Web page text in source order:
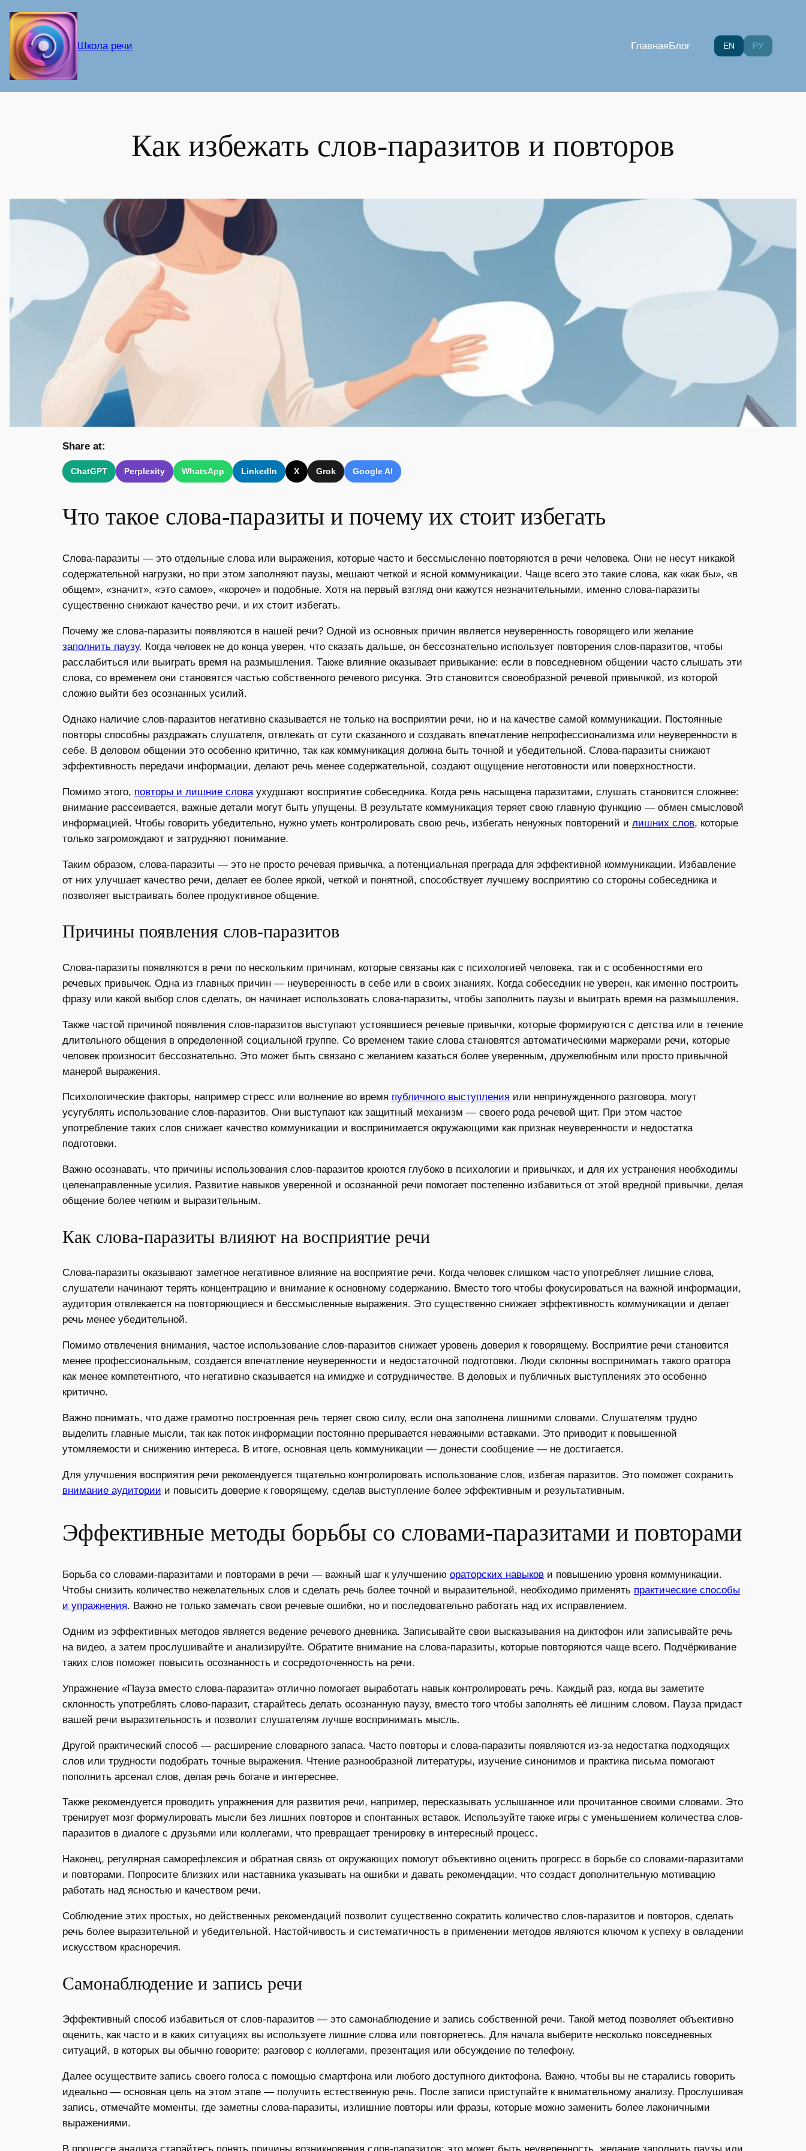
содержимому
Школа речи ГлавнаяБлог EN РУ
Как избежать слов-паразитов и повторов
Share at:
ChatGPT Perplexity WhatsApp LinkedIn X Grok Google AI
Что такое слова-паразиты и почему их стоит избегать
Слова-паразиты — это отдельные слова или выражения, которые часто и бессмысленно повторяются в речи человека. Они не несут никакой
содержательной нагрузки, но при этом заполняют паузы, мешают четкой и ясной коммуникации. Чаще всего это такие слова, как «как бы», «в
общем», «значит», «это самое», «короче» и подобные. Хотя на первый взгляд они кажутся незначительными, именно слова-паразиты
существенно снижают качество речи, и их стоит избегать.
Почему же слова-паразиты появляются в нашей речи? Одной из основных причин является неуверенность говорящего или желание
заполнить паузу. Когда человек не до конца уверен, что сказать дальше, он бессознательно использует повторения слов-паразитов, чтобы
расслабиться или выиграть время на размышления. Также влияние оказывает привыкание: если в повседневном общении часто слышать эти
слова, со временем они становятся частью собственного речевого рисунка. Это становится своеобразной речевой привычкой, из которой
сложно выйти без осознанных усилий.
Однако наличие слов-паразитов негативно сказывается не только на восприятии речи, но и на качестве самой коммуникации. Постоянные
повторы способны раздражать слушателя, отвлекать от сути сказанного и создавать впечатление непрофессионализма или неуверенности в
себе. В деловом общении это особенно критично, так как коммуникация должна быть точной и убедительной. Слова-паразиты снижают
эффективность передачи информации, делают речь менее содержательной, создают ощущение неготовности или поверхностности.
Помимо этого, повторы и лишние словаухудшают восприятие собеседника. Когда речь насыщена паразитами, слушать становится сложнее:
внимание рассеивается, важные детали могут быть упущены. В результате коммуникация теряет свою главную функцию — обмен смысловой
информацией. Чтобы говорить убедительно, нужно уметь контролировать свою речь, избегать ненужных повторений и лишних слов, которые
только загромождают и затрудняют понимание.
Таким образом, слова-паразиты — это не просто речевая привычка, а потенциальная преграда для эффективной коммуникации. Избавление
от них улучшает качество речи, делает ее более яркой, четкой и понятной, способствует лучшему восприятию со стороны собеседника и
позволяет выстраивать более продуктивное общение.
Причины появления слов-паразитов
Слова-паразиты появляются в речи по нескольким причинам, которые связаны как с психологией человека, так и с особенностями его
речевых привычек. Одна из главных причин — неуверенность в себе или в своих знаниях. Когда собеседник не уверен, как именно построить
фразу или какой выбор слов сделать, он начинает использовать слова-паразиты, чтобы заполнить паузы и выиграть время на размышления.
Также частой причиной появления слов-паразитов выступают устоявшиеся речевые привычки, которые формируются с детства или в течение
длительного общения в определенной социальной группе. Со временем такие слова становятся автоматическими маркерами речи, которые
человек произносит бессознательно. Это может быть связано с желанием казаться более уверенным, дружелюбным или просто привычной
манерой выражения.
Психологические факторы, например стресс или волнение во время публичного выступления или непринужденного разговора, могут
усугублять использование слов-паразитов. Они выступают как защитный механизм — своего рода речевой щит. При этом частое
употребление таких слов снижает качество коммуникации и воспринимается окружающими как признак неуверенности и недостатка
подготовки.
Важно осознавать, что причины использования слов-паразитов кроются глубоко в психологии и привычках, и для их устранения необходимы
целенаправленные усилия. Развитие навыков уверенной и осознанной речи помогает постепенно избавиться от этой вредной привычки, делая
общение более четким и выразительным.
Как слова-паразиты влияют на восприятие речи
Слова-паразиты оказывают заметное негативное влияние на восприятие речи. Когда человек слишком часто употребляет лишние слова,
слушатели начинают терять концентрацию и внимание к основному содержанию. Вместо того чтобы фокусироваться на важной информации,
аудитория отвлекается на повторяющиеся и бессмысленные выражения. Это существенно снижает эффективность коммуникации и делает
речь менее убедительной.
Помимо отвлечения внимания, частое использование слов-паразитов снижает уровень доверия к говорящему. Восприятие речи становится
менее профессиональным, создается впечатление неуверенности и недостаточной подготовки. Люди склонны воспринимать такого оратора
как менее компетентного, что негативно сказывается на имидже и сотрудничестве. В деловых и публичных выступлениях это особенно
критично.
Важно понимать, что даже грамотно построенная речь теряет свою силу, если она заполнена лишними словами. Слушателям трудно
выделить главные мысли, так как поток информации постоянно прерывается неважными вставками. Это приводит к повышенной
утомляемости и снижению интереса. В итоге, основная цель коммуникации — донести сообщение — не достигается.
Для улучшения восприятия речи рекомендуется тщательно контролировать использование слов, избегая паразитов. Это поможет сохранить
внимание аудитории и повысить доверие к говорящему, сделав выступление более эффективным и результативным.
Эффективные методы борьбы со словами-паразитами и повторами
Борьба со словами-паразитами и повторами в речи — важный шаг к улучшению ораторских навыков и повышению уровня коммуникации.
Чтобы снизить количество нежелательных слов и сделать речь более точной и выразительной, необходимо применять практические способы
и упражнения. Важно не только замечать свои речевые ошибки, но и последовательно работать над их исправлением.
Одним из эффективных методов является ведение речевого дневника. Записывайте свои высказывания на диктофон или записывайте речь
на видео, а затем прослушивайте и анализируйте. Обратите внимание на слова-паразиты, которые повторяются чаще всего. Подчёркивание
таких слов поможет повысить осознанность и сосредоточенность на речи.
Упражнение «Пауза вместо слова-паразита» отлично помогает выработать навык контролировать речь. Каждый раз, когда вы заметите
склонность употреблять слово-паразит, старайтесь делать осознанную паузу, вместо того чтобы заполнять её лишним словом. Пауза придаст
вашей речи выразительность и позволит слушателям лучше воспринимать мысль.
Другой практический способ — расширение словарного запаса. Часто повторы и слова-паразиты появляются из-за недостатка подходящих
слов или трудности подобрать точные выражения. Чтение разнообразной литературы, изучение синонимов и практика письма помогают
пополнить арсенал слов, делая речь богаче и интереснее.
Также рекомендуется проводить упражнения для развития речи, например, пересказывать услышанное или прочитанное своими словами. Это
тренирует мозг формулировать мысли без лишних повторов и спонтанных вставок. Используйте также игры с уменьшением количества слов-
паразитов в диалоге с друзьями или коллегами, что превращает тренировку в интересный процесс.
Наконец, регулярная саморефлексия и обратная связь от окружающих помогут объективно оценить прогресс в борьбе со словами-паразитами
и повторами. Попросите близких или наставника указывать на ошибки и давать рекомендации, что создаст дополнительную мотивацию
работать над ясностью и качеством речи.
Соблюдение этих простых, но действенных рекомендаций позволит существенно сократить количество слов-паразитов и повторов, сделать
речь более выразительной и убедительной. Настойчивость и систематичность в применении методов являются ключом к успеху в овладении
искусством красноречия.
Самонаблюдение и запись речи
Эффективный способ избавиться от слов-паразитов — это самонаблюдение и запись собственной речи. Такой метод позволяет объективно
оценить, как часто и в каких ситуациях вы используете лишние слова или повторяетесь. Для начала выберите несколько повседневных
ситуаций, в которых вы обычно говорите: разговор с коллегами, презентация или обсуждение по телефону.
Далее осуществите запись своего голоса с помощью смартфона или любого доступного диктофона. Важно, чтобы вы не старались говорить
идеально — основная цель на этом этапе — получить естественную речь. После записи приступайте к внимательному анализу. Прослушивая
запись, отмечайте моменты, где заметны слова-паразиты, излишние повторы или фразы, которые можно заменить более лаконичными
выражениями.